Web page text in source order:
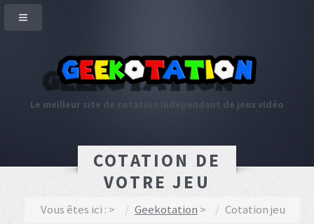
Le meilleur site de cotation indépendant de jeux vidéo
COTATION DE
VOTRE JEU
Vous êtes ici : Geekotation Cotation jeu